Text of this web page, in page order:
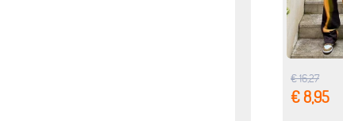
€ 16,27
€ 8,95